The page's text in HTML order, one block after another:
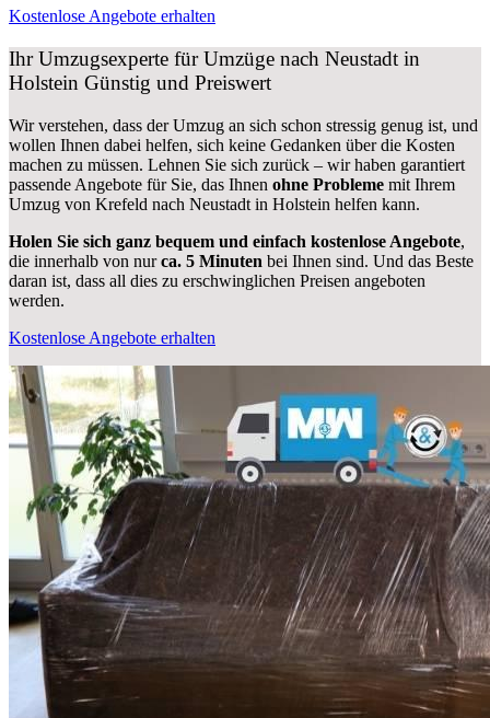
Kostenlose Angebote erhalten
Ihr Umzugsexperte für Umzüge nach Neustadt in
Holstein Günstig und Preiswert
Wir verstehen, dass der Umzug an sich schon stressig genug ist, und
wollen Ihnen dabei helfen, sich keine Gedanken über die Kosten
machen zu müssen. Lehnen Sie sich zurück – wir haben garantiert
passende Angebote für Sie, das Ihnen ohne Probleme mit Ihrem
Umzug von Krefeld nach Neustadt in Holstein helfen kann.
Holen Sie sich ganz bequem und einfach kostenlose Angebote,
die innerhalb von nurca. 5 Minuten bei Ihnen sind. Und das Beste
daran ist, dass all dies zu erschwinglichen Preisen angeboten
werden.
Kostenlose Angebote erhalten